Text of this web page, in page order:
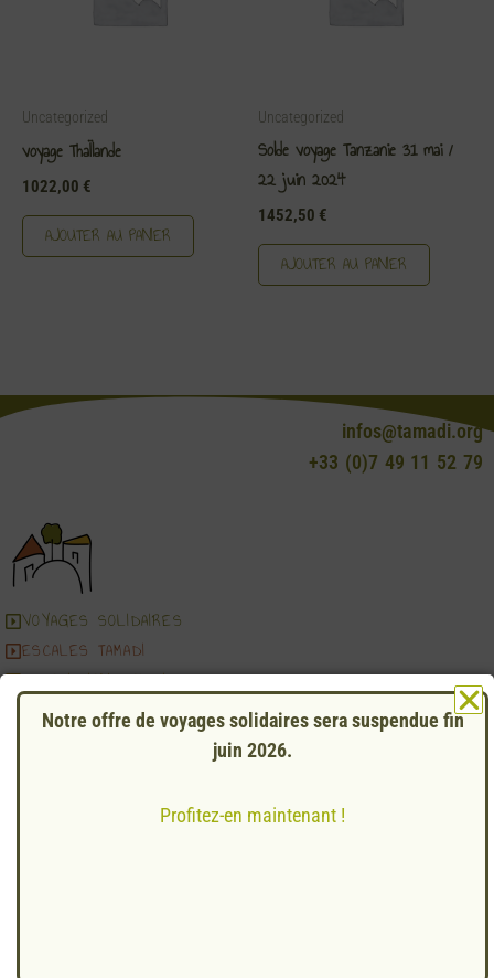
Uncategorized
voyage ThaÏlande
1022,00 €
AJOUTER AU PANIER
Uncategorized
Solde voyage Tanzanie 31 mai /
22 juin 2024
1452,50 €
AJOUTER AU PANIER
infos@tamadi.org
+33 (0)7 49 11 52 79
VOYAGES SOLIDAIRES
ESCALES TAMADI
ASSOCIATION TAMADI
Mentions légales
Notre offre de voyages solidaires sera suspendue fin
juin 2026.
Profitez-en maintenant !